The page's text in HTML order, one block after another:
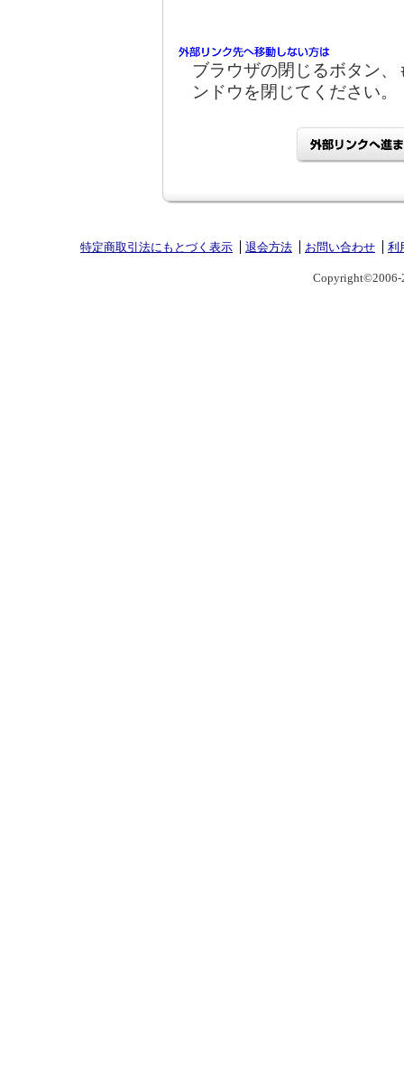
ブラウザの閉じるボタン
ンドウを閉じてください。
特定商取引法にもとづく表示 退会方法 お問い合わせ 利
Copyright©2006-